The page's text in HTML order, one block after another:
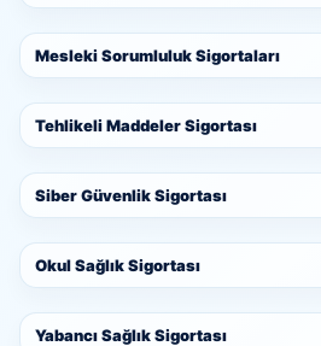
Mesleki Sorumluluk Sigortaları
Tehlikeli Maddeler Sigortası
Siber Güvenlik Sigortası
Okul Sağlık Sigortası
Yabancı Sağlık Sigortası